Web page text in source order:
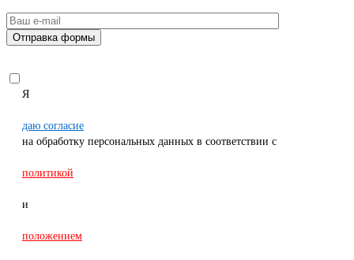
Я
даю согласие
на обработку персональных данных в соответствии с
политикой
и
положением